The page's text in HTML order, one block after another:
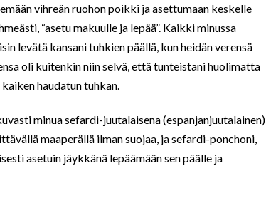
vihreän ruohon poikki ja asettumaan keskelle
“asetu makuulle ja lepää”. Kaikki minussa
levätä kansani tuhkien päällä, kun heidän verensä
oli kuitenkin niin selvä, että tunteistani huolimatta
haudatun tuhkan.
minua sefardi-juutalaisena (espanjanjuutalainen),
maaperällä ilman suojaa, ja sefardi-ponchoni,
asetuin jäykkänä lepäämään sen päälle ja